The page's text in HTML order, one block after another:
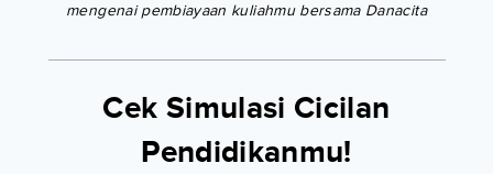
mengenai pembiayaan kuliahmu bersama Danacita
Cek Simulasi Cicilan
Pendidikanmu!